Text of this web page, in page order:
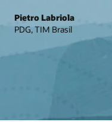
Pietro Labriola
PDG, TIM Brasil